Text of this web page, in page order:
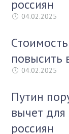
россиян
04.02.2025
повысить
04.02.2025
Путин
вычет
россиян